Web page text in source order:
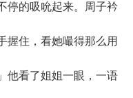
停的吸吮起来。周子衿
握住，看她嘬得那么用
看了姐姐一眼，一语